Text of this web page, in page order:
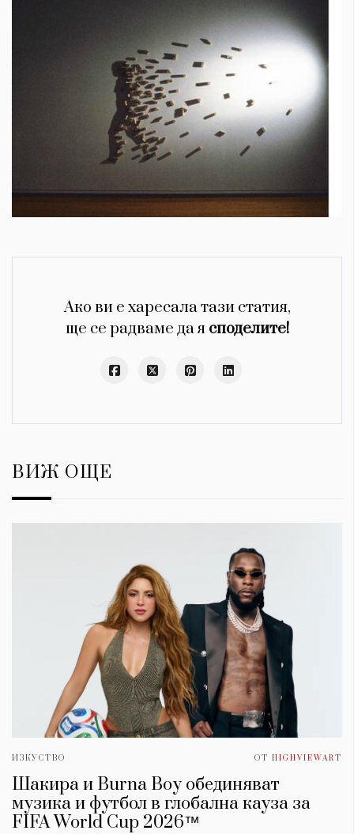
Ако ви е харесала тази статия,
ще се радваме да я споделите!
ВИЖ ОЩЕ
ИЗКУСТВО ОТ HIGHVIEWART
Шакира и Burna Boy обединяват
музика и футбол в глобална кауза за
FIFA World Cup 2026™